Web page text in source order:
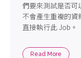
們要來測試是否可
不會產生重複的資
直接執行此 Job。
Read More